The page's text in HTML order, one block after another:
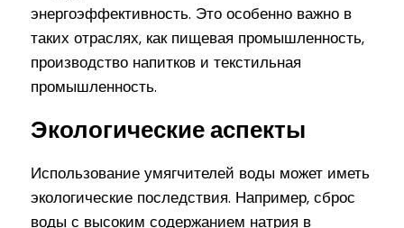
энергоэффективность. Это особенно важно в
таких отраслях, как пищевая промышленность,
производство напитков и текстильная
промышленность.
Экологические аспекты
Использование умягчителей воды может иметь
экологические последствия. Например, сброс
воды с высоким содержанием натрия в